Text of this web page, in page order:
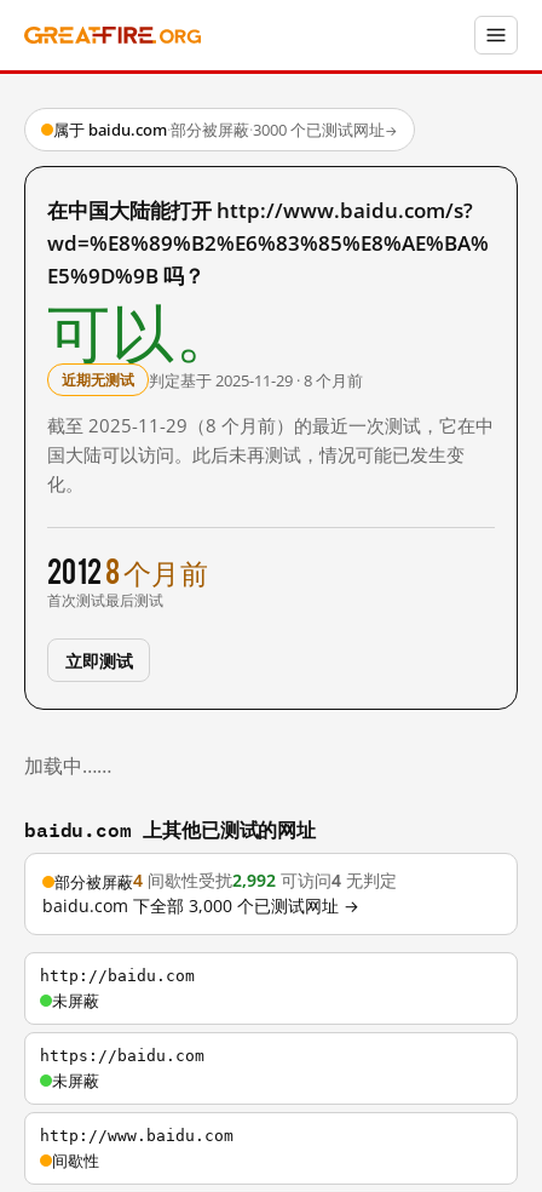
属于 baidu.com·部分被屏蔽·3000 个已测试网址→
在中国大陆能打开 http://www.baidu.com/s?
wd=%E8%89%B2%E6%83%85%E8%AE%BA%
E5%9D%9B 吗？
可以。
近期无测试 判定基于 2025-11-29 · 8 个月前
截至 2025-11-29（8 个月前）的最近一次测试，它在中
国大陆可以访问。此后未再测试，情况可能已发生变
化。
2012
首次测试
8 个月前
最后测试
立即测试
加载中……
baidu.com 上其他已测试的网址
部分被屏蔽4 间歇性受扰2,992 可访问4 无判定
baidu.com 下全部 3,000 个已测试网址 →
http://baidu.com
未屏蔽
https://baidu.com
未屏蔽
http://www.baidu.com
间歇性